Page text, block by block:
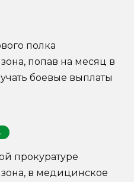
полка
попав на месяц в
боевые выплаты
прокуратуре
в медицинское